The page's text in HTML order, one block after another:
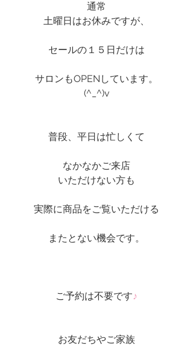
通常
土曜日はお休みですが、
セールの１５日だけは
サロンもOPENしています。
(^_^)v
普段、平日は忙しくて
なかなかご来店
いただけない方も
実際に商品をご覧いただける
またとない機会です。
ご予約は不要です♪
お友だちやご家族